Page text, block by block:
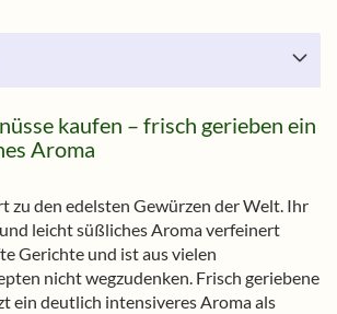
kaufen – frisch gerieben ein
Aroma
zu den edelsten Gewürzen der Welt. Ihr
leicht süßliches Aroma verfeinert
Gerichte und ist aus vielen
nicht wegzudenken. Frisch geriebene
ein deutlich intensiveres Aroma als